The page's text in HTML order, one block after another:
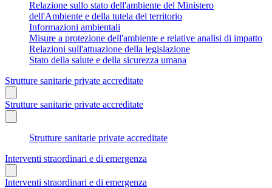
Relazione sullo stato dell'ambiente del Ministero
dell'Ambiente e della tutela del territorio
Informazioni ambientali
Misure a protezione dell'ambiente e relative analisi di impatto
Relazioni sull'attuazione della legislazione
Stato della salute e della sicurezza umana
Strutture sanitarie private accreditate
Strutture sanitarie private accreditate
Strutture sanitarie private accreditate
Interventi straordinari e di emergenza
Interventi straordinari e di emergenza